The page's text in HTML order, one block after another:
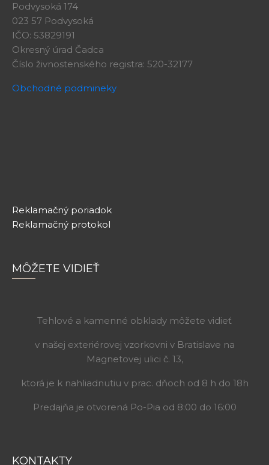
Podvysoká 174
023 57 Podvysoká
IČO: 53829191
Okresný úrad Čadca
Číslo živnostenského registra: 520-32177
Obchodné podmineky
Reklamačný poriadok
Reklamačný protokol
MÔŽETE VIDIEŤ
Tehlové a kamenné obklady môžete vidieť
v našej exteriérovej vzorkovni v Bratislave na
Magnetovej ulici č. 13,
ktorá je k nahliadnutiu v prac. dňoch od 8 h do 18h
Predajňa je otvorená Po-Pia od 8:00 do 16:00
KONTAKTY